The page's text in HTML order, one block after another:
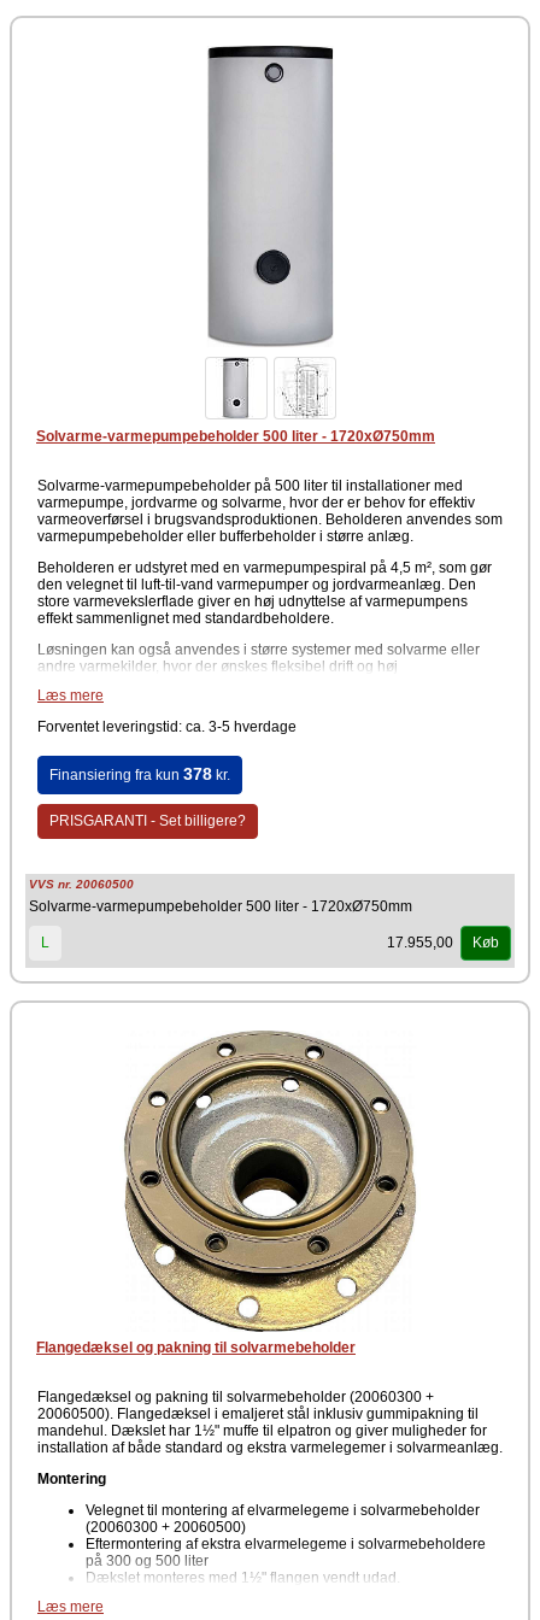
Varmespiral (varmepumpe): 3,0 m²
Bundspiral (Solvarme): 1,3 m²
Solvarme-varmepumpebeholder 500 liter - 1720xØ750mm
Solvarme-varmepumpebeholder på 500 liter til installationer med
varmepumpe, jordvarme og solvarme, hvor der er behov for effektiv
varmeoverførsel i brugsvandsproduktionen. Beholderen anvendes som
varmepumpebeholder eller bufferbeholder i større anlæg.
Beholderen er udstyret med en varmepumpespiral på 4,5 m², som gør
den velegnet til luft-til-vand varmepumper og jordvarmeanlæg. Den
store varmevekslerflade giver en høj udnyttelse af varmepumpens
effekt sammenlignet med standardbeholdere.
Løsningen kan også anvendes i større systemer med solvarme eller
andre varmekilder, hvor der ønskes fleksibel drift og høj
kombination afhængigt af installationens opbygning.
Fordele
Varmepumpebeholder 500 liter til større anlæg
Stor varmepumpespiral på 4,5 m²
Egnet til jordvarme og luft-til-vand varmepumper
Kan anvendes som bufferbeholder til varmepumpe
Understøtter kombination med solvarmeanlæg
Bundspiral (solvarme): 2,1 m²
500 liters solvarme- og varmepumpebeholder med stor
varmepumpespiral på 4,5 m². Bruges til bufferbeholder eller
varmtvandsbeholder i anlæg med varmepumpe, jordvarme eller
solvarme, hvor der ønskes effektiv varmeoverførsel og fleksibel
systemopbygning.
Læs mere
Forventet leveringstid: ca. 3-5 hverdage
Finansiering fra kun 378kr.
PRISGARANTI - Set billigere?
VVS nr. 20060500
Solvarme-varmepumpebeholder 500 liter - 1720xØ750mm
L 17.955,00 Køb
Flangedæksel og pakning til solvarmebeholder
Flangedæksel og pakning til solvarmebeholder (20060300 +
20060500). Flangedæksel i emaljeret stål inklusiv gummipakning til
mandehul. Dækslet har 1½" muffe til elpatron og giver muligheder for
installation af både standard og ekstra varmelegemer i solvarmeanlæg.
Montering
Velegnet til montering af elvarmelegeme i solvarmebeholder
(20060300 + 20060500)
Eftermontering af ekstra elvarmelegeme i solvarmebeholdere
på 300 og 500 liter
Dækslet monteres med 1½" flangen vendt udad.
Tekniske data
Læs mere